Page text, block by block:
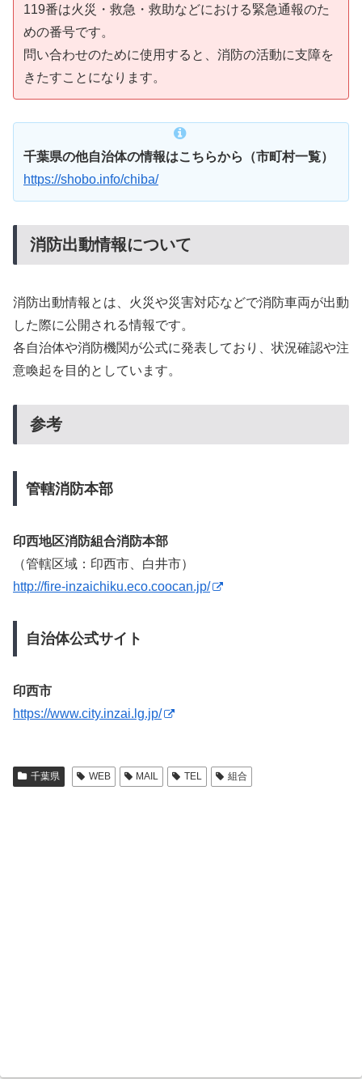
119番は火災・救急・救助などにおける緊急通報のた
めの番号です。
問い合わせのために使用すると、消防の活動に支障を
きたすことになります。
千葉県の他自治体の情報はこちらから（市町村一覧）
https://shobo.info/chiba/
消防出動情報について
消防出動情報とは、火災や災害対応などで消防車両が出動
した際に公開される情報です。
各自治体や消防機関が公式に発表しており、状況確認や注
意喚起を目的としています。
参考
管轄消防本部
印西地区消防組合消防本部
（管轄区域：印西市、白井市）
http://fire-inzaichiku.eco.coocan.jp/
自治体公式サイト
印西市
https://www.city.inzai.lg.jp/
千葉県 WEB MAIL TEL 組合